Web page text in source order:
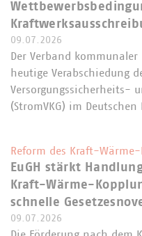
09.07.2026
Der Verband
heutige Verabschiedung
Versorgungssicherheits-
(StromVKG) im Deutschen
Reform des Kraft-Wärme-
EuGH stärkt
Kraft-Wärme-
schnelle
09.07.2026